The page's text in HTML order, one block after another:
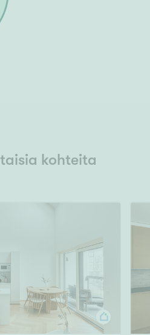
kohteita